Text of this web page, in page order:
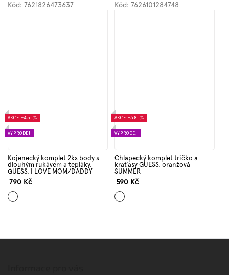
AKCE –45 %
VÝPRODEJ
Kojenecký komplet 2ks body s
dlouhým rukávem a tepláky,
GUESS, I LOVE MOM/DADDY
790 Kč
Mix
barev
Kód: 7621826473637
AKCE –38 %
VÝPRODEJ
Chlapecký komplet tričko a
kraťasy GUESS, oranžová
SUMMER
590 Kč
Oranžová
Kód: 7626101284748